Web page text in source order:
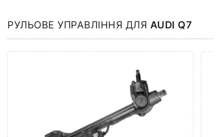
РУЛЬОВЕ УПРАВЛІННЯ ДЛЯ AUDI Q7